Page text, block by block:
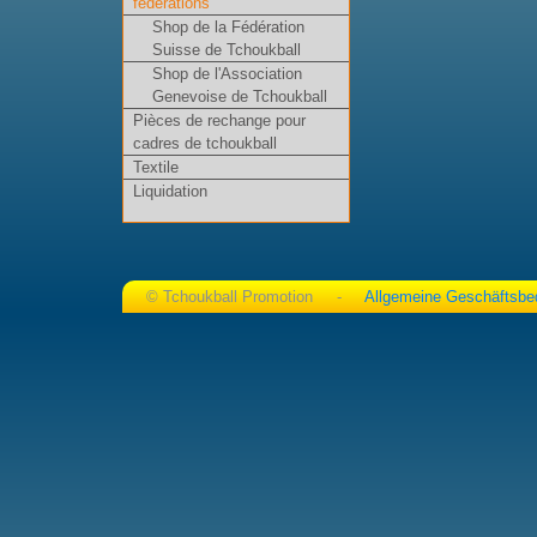
Shop de la Fédération
Suisse de Tchoukball
Shop de l'Association
Genevoise de Tchoukball
Pièces de rechange pour
cadres de tchoukball
Textile
Liquidation
© Tchoukball Promotion - Allgemeine